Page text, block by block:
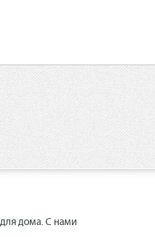
дома. С нами